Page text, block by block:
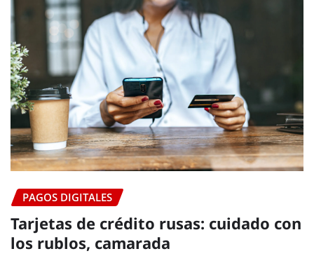
PAGOS DIGITALES
Tarjetas de crédito rusas: cuidado con
los rublos, camarada